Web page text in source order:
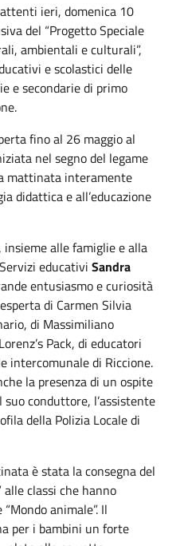
ieri, domenica 10
del “Progetto Speciale
ambientali e culturali”,
e scolastici delle
e secondarie di primo
fino al 26 maggioal
nel segno del legame
mattinata interamente
didattica e all’educazione
alle famiglie e alla
educativi Sandra
entusiasmo e curiosità
di Carmen Silvia
di Massimiliano
Pack, di educatori
intercomunale di Riccione.
la presenza di un ospite
suo conduttore, l’assistente
della Polizia Locale di
è stata la consegna del
alle classi che hanno
animale”. Il
per i bambini un forte